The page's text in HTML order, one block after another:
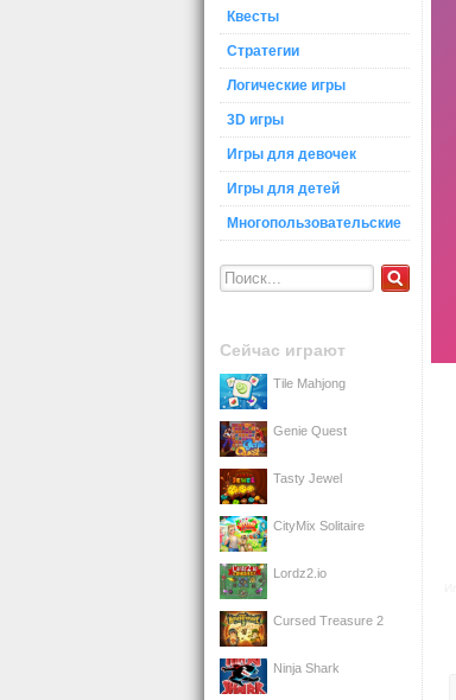
Квесты
Стратегии
Логические игры
3D игры
Игры для девочек
Игры для детей
Многопользовательские
Сейчас играют
Tile Mahjong
Genie Quest
Tasty Jewel
CityMix Solitaire
Lordz2.io
Cursed Treasure 2
Ninja Shark